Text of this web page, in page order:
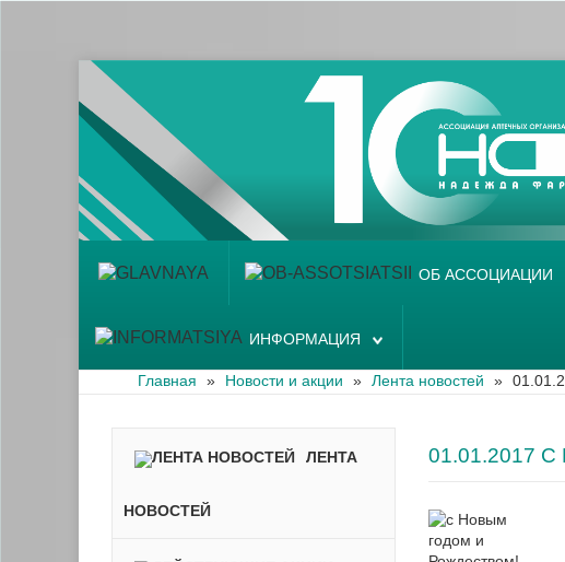
Об ассоциации
Наши аптеки
Новости и акции
Информация
ОБ АССОЦИАЦИИ
ИНФОРМАЦИЯ
Главная » Новости и акции » Лента новостей »
01.01.2017
ЛЕНТА
НОВОСТЕЙ